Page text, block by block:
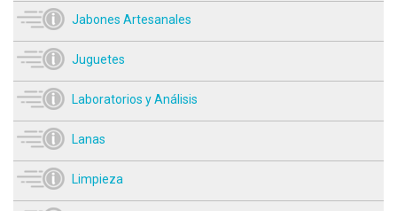
Jabones Artesanales
Juguetes
Laboratorios y Análisis
Lanas
Limpieza